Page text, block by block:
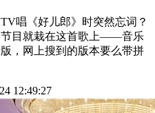
唱《好儿郎》时突然忘词？
节目就栽在这首歌上——音乐
，网上搜到的版本要么带拼
12:49:27